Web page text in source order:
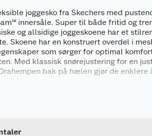
joggesko fra Skechers med
innersåle. Super til både fritid og
og allsidige joggeskoene har et
Skoene har en konstruert overdel i
som sørger for optimal
Med klassisk snørejustering for en
bak på hælen gjør de enklere
artikkelnummer